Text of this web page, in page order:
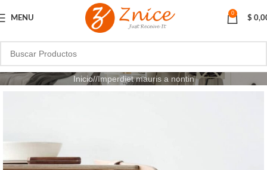
MENU
0
$
Inicio Imperdiet mauris a nontin